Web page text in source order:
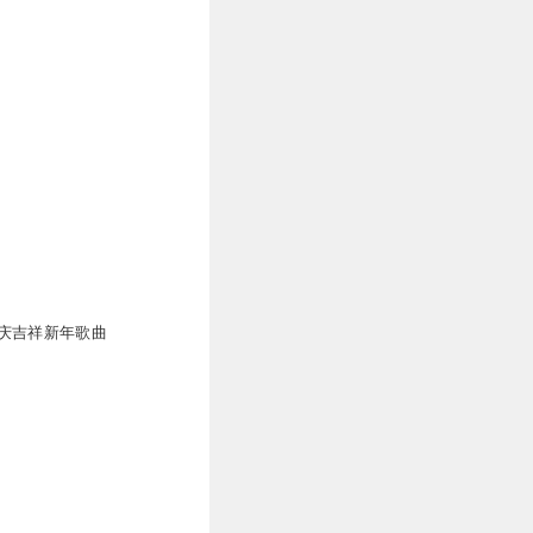
吉祥新年歌曲